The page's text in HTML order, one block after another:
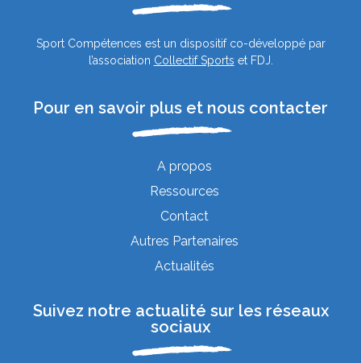
Sport Compétences est un dispositif co-développé par
l’association Collectif Sports et FDJ.
Pour en savoir plus et nous contacter
A propos
Ressources
Contact
Autres Partenaires
Actualités
Suivez notre actualité sur les réseaux
sociaux